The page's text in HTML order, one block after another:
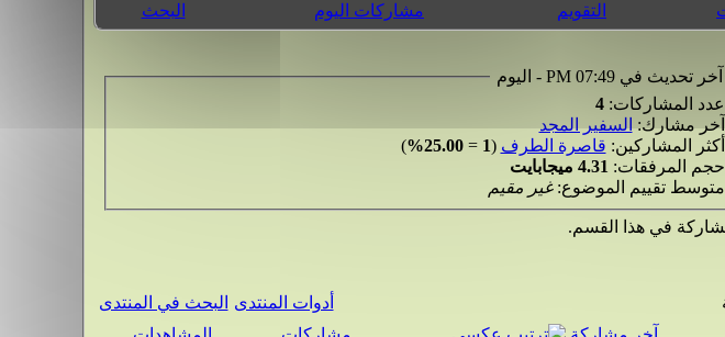
التقويم مشاركات اليوم البحث
آخر تحديث في 07:49 PM - اليوم
عدد المشاركات:4
آخر مشارك:السفير المجد
أكثر المشاركين: قاصرة الطرف (
1
=
25.00%
)
حجم المرفقات: 4.31 ميجابايت
متوسط تقييم الموضوع:غير مقيم
في هذا القسم.
أدوات المنتدى
البحث في المنتدى